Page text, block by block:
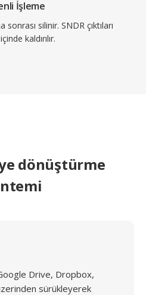
İşleme
silinir. SNDR çıktıları
kaldırılır.
dönüştürme
Drive, Dropbox,
sürükleyerek